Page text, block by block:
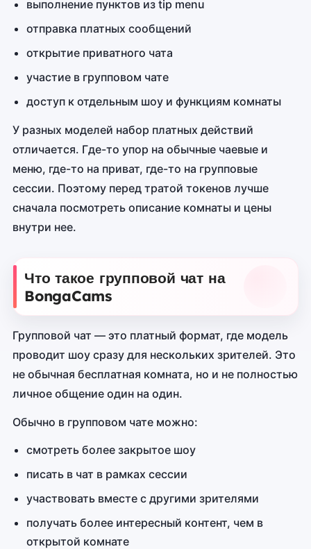
выполнение пунктов из tip menu
отправка платных сообщений
открытие приватного чата
участие в групповом чате
доступ к отдельным шоу и функциям комнаты
У разных моделей набор платных действий
отличается. Где-то упор на обычные чаевые и
меню, где-то на приват, где-то на групповые
сессии. Поэтому перед тратой токенов лучше
сначала посмотреть описание комнаты и цены
внутри нее.
Что такое групповой чат на
BongaCams
Групповой чат — это платный формат, где модель
проводит шоу сразу для нескольких зрителей. Это
не обычная бесплатная комната, но и не полностью
личное общение один на один.
Обычно в групповом чате можно:
смотреть более закрытое шоу
писать в чат в рамках сессии
участвовать вместе с другими зрителями
получать более интересный контент, чем в
открытой комнате